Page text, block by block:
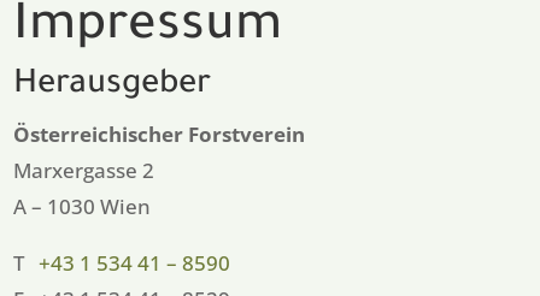
Impressum
Herausgeber
Österreichischer Forstverein
Marxergasse 2
A – 1030 Wien
T+43 1 534 41 – 8590